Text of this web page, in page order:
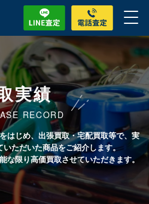
実績
RECORD
はじめ、出張買取・宅配買取等で、実
いただいた商品をご紹介します。
な限り高価買取させていただきます。